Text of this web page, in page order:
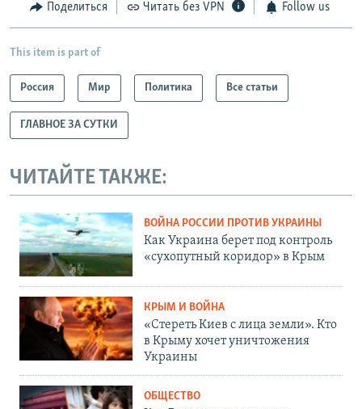
Поделиться Читать без VPN Follow us
This item is part of
Россия Мир Политика Все статьи
ГЛАВНОЕ ЗА СУТКИ
ЧИТАЙТЕ ТАКЖЕ:
ВОЙНА РОССИИ ПРОТИВ УКРАИНЫ
Как Украина берет под контроль
«сухопутный коридор» в Крым
КРЫМ И ВОЙНА
«Стереть Киев с лица земли». Кто
в Крыму хочет уничтожения
Украины
ОБЩЕСТВО